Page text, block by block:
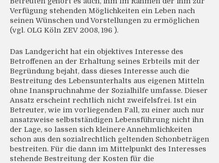
Verfügung stehenden Möglichkeiten ein Leben nach
seinen Wünschen und Vorstellungen zu ermöglichen
(vgl. OLG Köln ZEV 2008, 196 ).
Das Landgericht hat ein objektives Interesse des
Betroffenen an der Erhaltung seines Erbteils mit der
Begründung bejaht, dass dieses Interesse auch die
Bestreitung des Lebensunterhalts aus eigenen Mitteln
ohne Inanspruchnahme der Sozialhilfe umfasse. Dieser
Ansatz erscheint rechtlich nicht zweifelsfrei. Ist ein
Betreuter, wie im vorliegenden Fall, zu einer auch nur
ansatzweise selbstständigen Lebensführung nicht ihn
der Lage, so lassen sich kleinere Annehmlichkeiten
schon aus den sozialrechtlich geltenden Schonbeträgen
bestreiten. Für die dann im Mittelpunkt des Interesses
stehende Bestreitung der Kosten für die